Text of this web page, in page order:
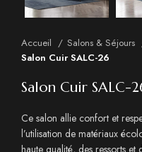
Accueil Salons & Séjours
Salon Cuir SALC-26
Salon Cuir SALC-
Ce salon allie confort et
l’utilisation de matériaux